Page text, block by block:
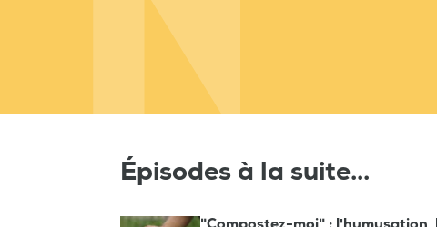
Épisodes à la suite...